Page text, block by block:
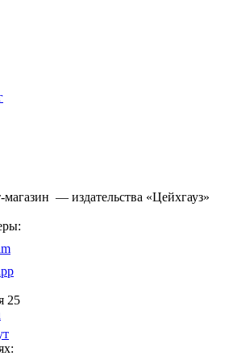
— издательства «Цейхгауз»
25